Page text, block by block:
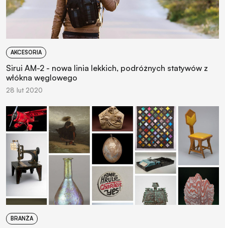
AKCESORIA
Sirui AM-2 - nowa linia lekkich, podróżnych statywów z
włókna węglowego
28 lut 2020
BRANŻA